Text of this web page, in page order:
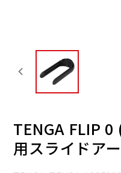
TENGA FLIP 0
用スライドア